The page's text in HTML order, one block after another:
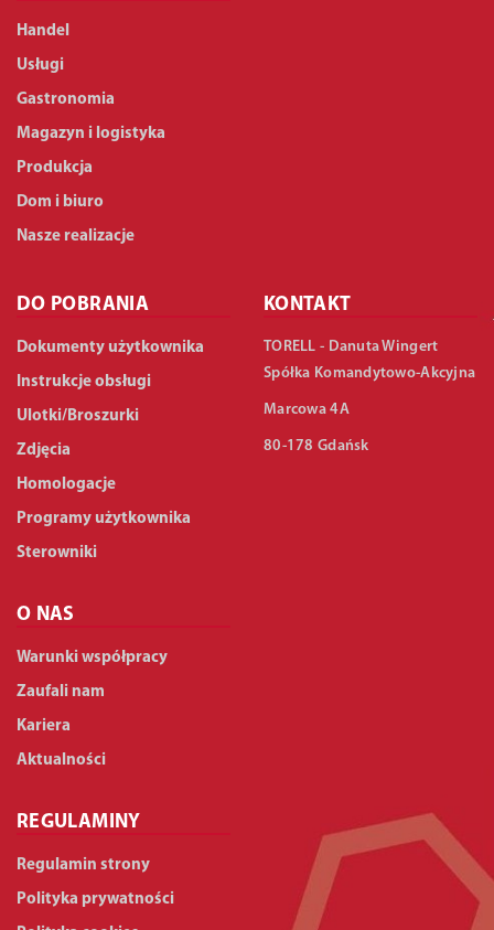
Handel
Usługi
Gastronomia
Magazyn i logistyka
Produkcja
Dom i biuro
Nasze realizacje
DO POBRANIA
Dokumenty użytkownika
Instrukcje obsługi
Ulotki/Broszurki
Zdjęcia
Homologacje
Programy użytkownika
Sterowniki
O NAS
Warunki współpracy
Zaufali nam
Kariera
Aktualności
REGULAMINY
Regulamin strony
Polityka prywatności
KONTAKT
TORELL - Danuta Wingert
Spółka Komandytowo-Akcyjna
Marcowa 4A
80-178 Gdańsk